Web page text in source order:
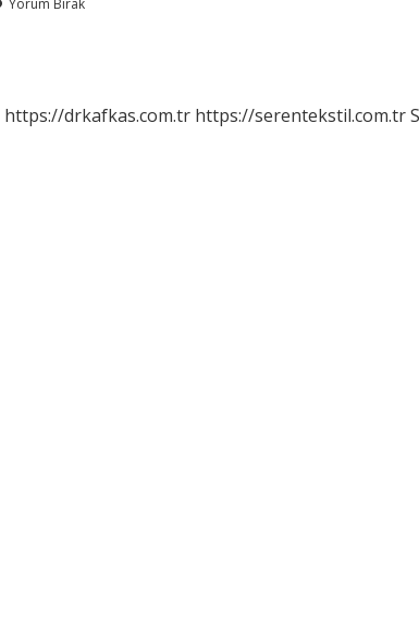
Yorum Bırak
https://drkafkas.com.tr https://serentekstil.com.tr